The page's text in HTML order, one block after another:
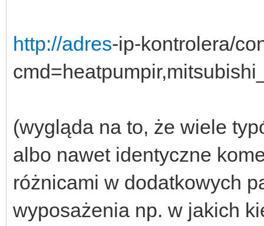
http://adres-ip-kontrolera/
(wygląda na to, że wiele
albo nawet identyczne
różnicami w dodatkowych
wyposażenia np. w jakich